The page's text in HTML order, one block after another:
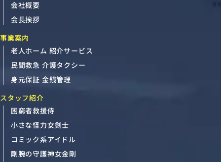
会社概要
会長挨拶
事業案内
老人ホーム 紹介サービス
民間救急 介護タクシー
身元保証 金銭管理
スタッフ紹介
困窮者救援侍
小さな怪力女剣士
コミック系アイドル
剛腕の守護神女金剛